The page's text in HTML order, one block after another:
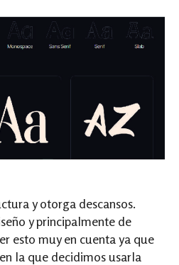
y otorga descansos.
y principalmente de
esto muy en cuenta ya que
la que decidimos usarla